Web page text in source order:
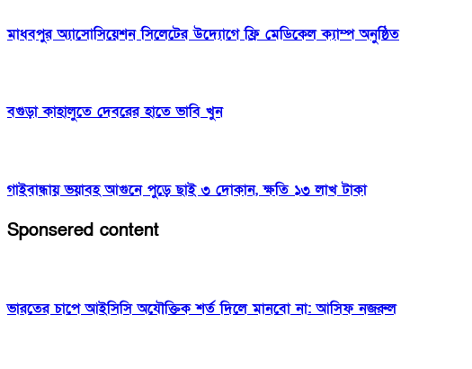
মাধবপুর অ‍্যাসোসিয়েশন সিলেটের উদ্যোগে ফ্রি মেডিকেল ক্যাম্প অনুষ্ঠিত
বগুড়া কাহালুতে দেবরের হাতে ভাবি খুন
গাইবান্ধায় ভয়াবহ আগুনে পুড়ে ছাই ৩ দোকান, ক্ষতি ১৩ লাখ টাকা
Sponsered content
ভারতের চাপে আইসিসি অযৌক্তিক শর্ত দিলে মানবো না: আসিফ নজরুল